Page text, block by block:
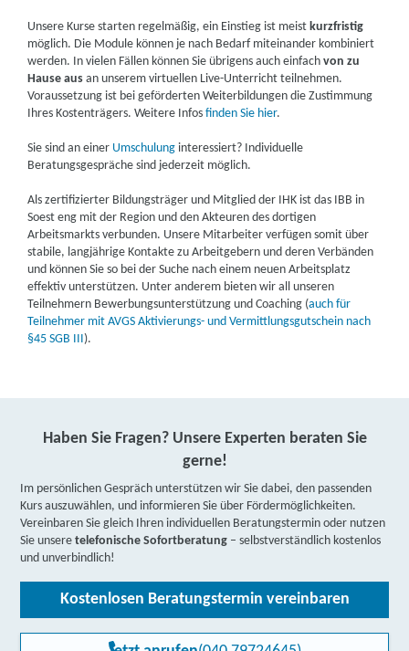
Unsere Kurse starten regelmäßig, ein Einstieg ist meistkurzfristig
möglich. Die Module können je nach Bedarf miteinander kombiniert
werden. In vielen Fällen können Sie übrigens auch einfachvon zu
Hause aus an unserem virtuellen Live-Unterricht teilnehmen.
Voraussetzung ist bei geförderten Weiterbildungen die Zustimmung
Ihres Kostenträgers. Weitere Infosfinden Sie hier.
Sie sind an einer Umschulung interessiert? Individuelle
Beratungsgespräche sind jederzeit möglich.
Als zertifizierter Bildungsträger und Mitglied der IHK ist das IBB in
Soest eng mit der Region und den Akteuren des dortigen
Arbeitsmarkts verbunden. Unsere Mitarbeiter verfügen somit über
stabile, langjährige Kontakte zu Arbeitgebern und deren Verbänden
und können Sie so bei der Suche nach einem neuen Arbeitsplatz
effektiv unterstützen. Unter anderem bieten wir all unseren
Teilnehmern Bewerbungsunterstützung und Coaching (auch für
Teilnehmer mit AVGS Aktivierungs- und Vermittlungsgutschein nach
§45 SGB III).
Haben Sie Fragen? Unsere Experten beraten Sie
gerne!
Im persönlichen Gespräch unterstützen wir Sie dabei, den passenden
Kurs auszuwählen, und informieren Sie über Fördermöglichkeiten.
Vereinbaren Sie gleich Ihren individuellen Beratungstermin oder nutzen
Sie unseretelefonische Sofortberatung – selbstverständlich kostenlos
und unverbindlich!
Kostenlosen Beratungstermin vereinbaren